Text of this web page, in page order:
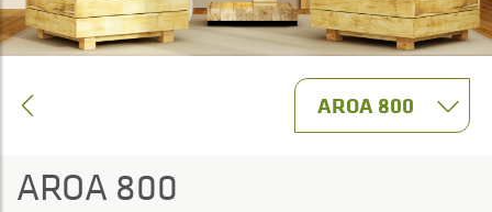
AROA 800
AROA 800